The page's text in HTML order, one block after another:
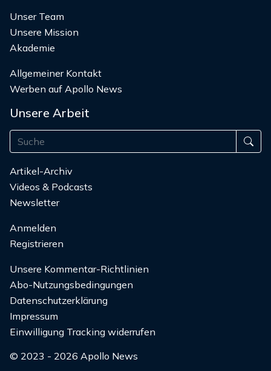
Unser Team
Unsere Mission
Akademie
Allgemeiner Kontakt
Werben auf Apollo News
Unsere Arbeit
Artikel-Archiv
Videos & Podcasts
Newsletter
Anmelden
Registrieren
Unsere Kommentar-Richtlinien
Abo-Nutzungsbedingungen
Datenschutzerklärung
Impressum
Einwilligung Tracking widerrufen
© 2023 - 2026 Apollo News